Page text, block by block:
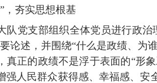
，夯实思想根基
队党支部组织全体党员进行政
论述，并围绕“什么是政绩、为
真正的政绩不是浮于表面的“形
强人民群众获得感、幸福感、